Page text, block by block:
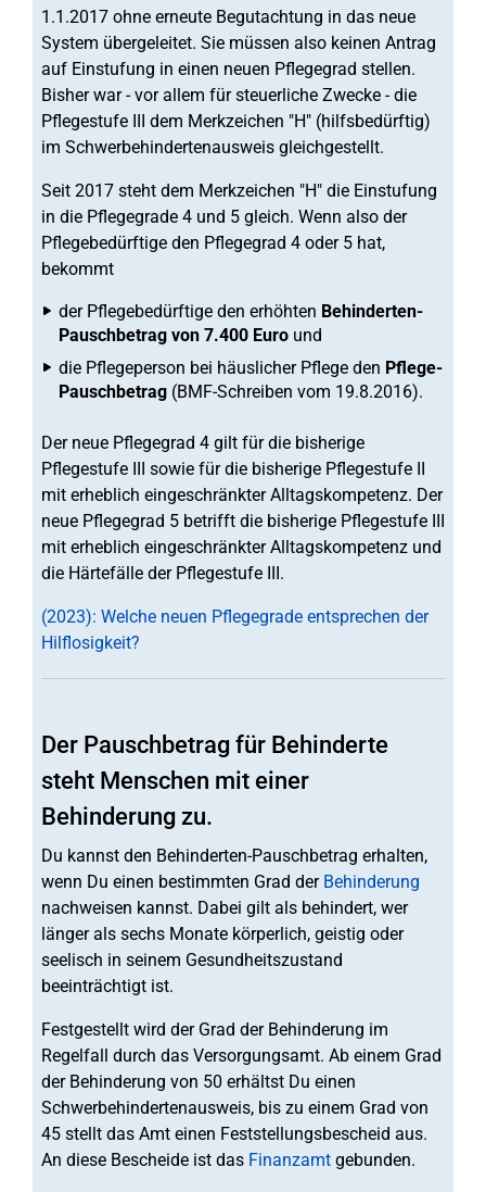
1.1.2017 ohne erneute Begutachtung in das neue
System übergeleitet. Sie müssen also keinen Antrag
auf Einstufung in einen neuen Pflegegrad stellen.
Bisher war - vor allem für steuerliche Zwecke - die
Pflegestufe III dem Merkzeichen "H" (hilfsbedürftig)
im Schwerbehindertenausweis gleichgestellt.
Seit 2017 steht dem Merkzeichen "H" die Einstufung
in die Pflegegrade 4 und 5 gleich. Wenn also der
Pflegebedürftige den Pflegegrad 4 oder 5 hat,
bekommt
der Pflegebedürftige den erhöhten Behinderten-
Pauschbetrag von 7.400 Euro und
die Pflegeperson bei häuslicher Pflege den Pflege-
Pauschbetrag (BMF-Schreiben vom 19.8.2016).
Der neue Pflegegrad 4 gilt für die bisherige
Pflegestufe III sowie für die bisherige Pflegestufe II
mit erheblich eingeschränkter Alltagskompetenz. Der
neue Pflegegrad 5 betrifft die bisherige Pflegestufe III
mit erheblich eingeschränkter Alltagskompetenz und
die Härtefälle der Pflegestufe III.
(2023): Welche neuen Pflegegrade entsprechen der
Hilflosigkeit?
Der Pauschbetrag für Behinderte
steht Menschen mit einer
Behinderung zu.
Du kannst den Behinderten-Pauschbetrag erhalten,
wenn Du einen bestimmten Grad der Behinderung
nachweisen kannst. Dabei gilt als behindert, wer
länger als sechs Monate körperlich, geistig oder
seelisch in seinem Gesundheitszustand
beeinträchtigt ist.
Festgestellt wird der Grad der Behinderung im
Regelfall durch das Versorgungsamt. Ab einem Grad
der Behinderung von 50 erhältst Du einen
Schwerbehindertenausweis, bis zu einem Grad von
45 stellt das Amt einen Feststellungsbescheid aus.
An diese Bescheide ist das Finanzamt gebunden.